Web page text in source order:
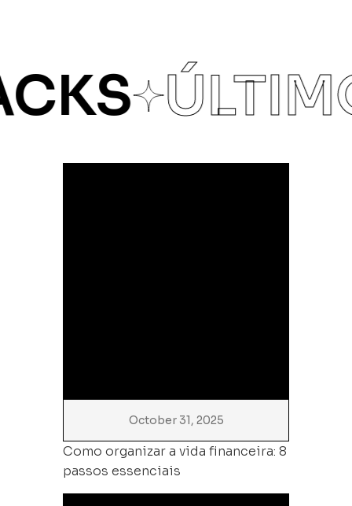
October 31, 2025
Como organizar a vida financeira: 8
passos essenciais